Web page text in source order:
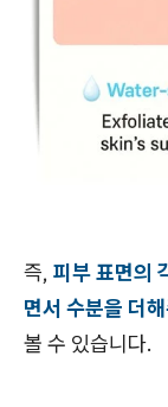
즉, 피부 표면의
면서 수분을 더
볼 수 있습니다.